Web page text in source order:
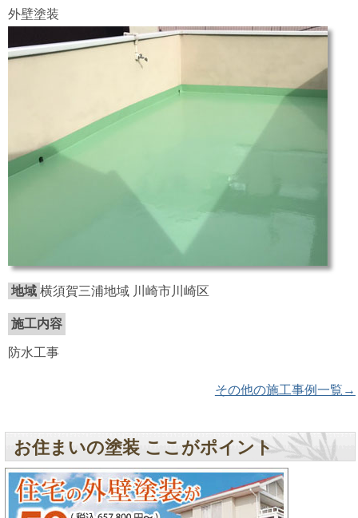
外壁塗装
地域 横須賀三浦地域 川崎市川崎区
施工内容
防水工事
その他の施工事例一覧→
お住まいの塗装 ここがポイント